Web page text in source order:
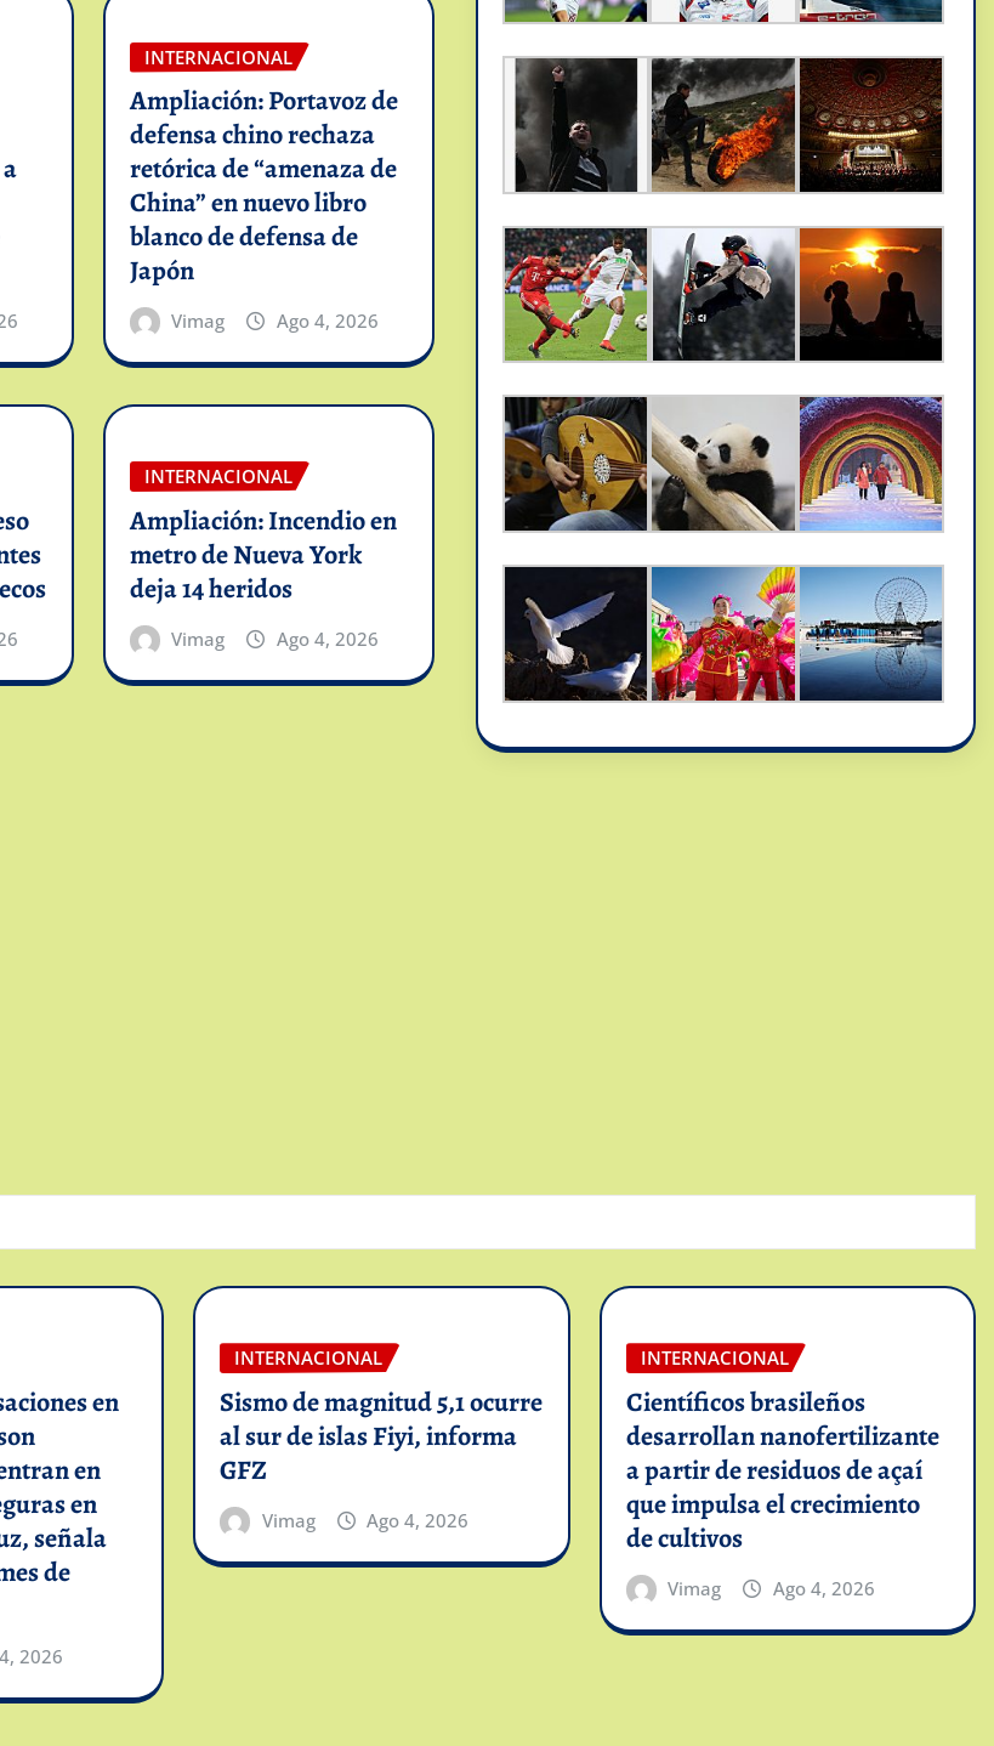
INTERNACIONAL
Ampliación: Portavoz de
defensa chino rechaza
retórica de “amenaza de
China” en nuevo libro
blanco de defensa de
Japón
Vimag Ago 4, 2026
INTERNACIONAL
Ampliación: Incendio en
metro de Nueva York
deja 14 heridos
Vimag Ago 4, 2026
en
en
en
señala
de
2026
INTERNACIONAL
Sismo de magnitud 5,1 ocurre
al sur de islas Fiyi, informa
GFZ
Vimag Ago 4, 2026
INTERNACIONAL
Científicos brasileños
desarrollan nanofertilizante
a partir de residuos de açaí
que impulsa el crecimiento
de cultivos
Vimag Ago 4, 2026